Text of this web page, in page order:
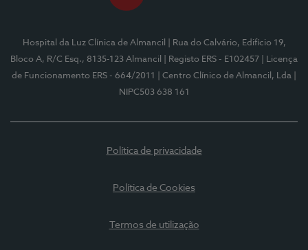
Hospital da Luz Clínica de Almancil
| Rua do Calvário, Edifício 19,
Bloco A, R/C Esq., 8135-123 Almancil
| Registo ERS - E102457
| Licença
de Funcionamento ERS - 664/2011
| Centro Clínico de Almancil, Lda
NIPC503 638 161
Política de privacidade
Política de Cookies
Termos de utilização